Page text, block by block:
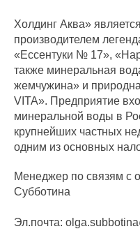
Холдинг Аква»
производителем
«Ессентуки № 17»,
также минеральная
жемчужина» и
VITA». Предприятие
минеральной воды в
крупнейших частных
одним из основных
Менеджер по связям с
Субботина
Эл.почта: